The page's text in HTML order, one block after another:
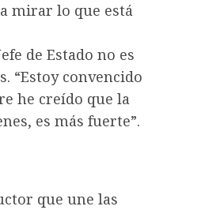
mirar lo que está
de Estado no es
“Estoy convencido
he creído que la
es más fuerte”.
que une las